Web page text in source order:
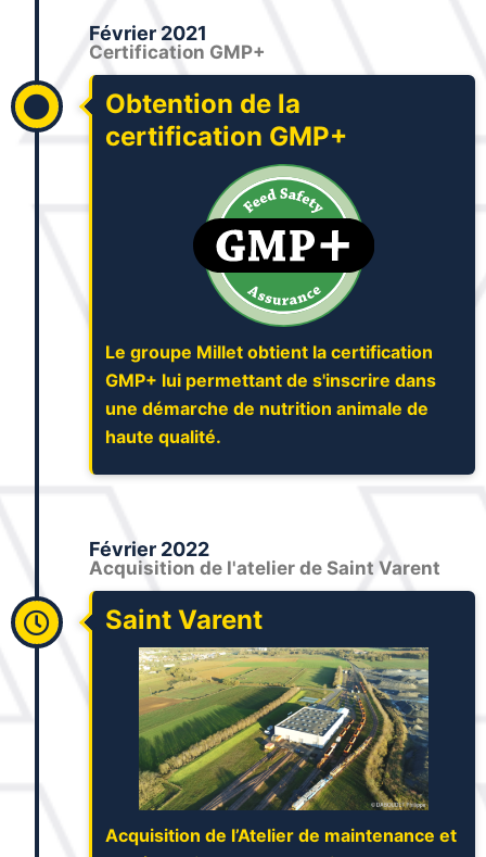
Février 2021
Certification GMP+
Obtention de la
certification GMP+
Le groupe Millet obtient la certification
GMP+ lui permettant de s'inscrire dans
une démarche de nutrition animale de
haute qualité.
Février 2022
Acquisition de l'atelier de Saint Varent
Saint Varent
Acquisition de l’Atelier de maintenance et